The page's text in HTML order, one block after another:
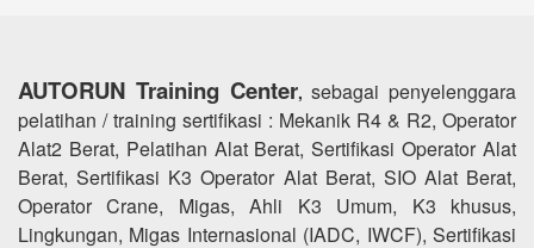
AUTORUN Training Center, sebagai penyelenggara
pelatihan / training sertifikasi : Mekanik R4 & R2, Operator
Alat2 Berat, Pelatihan Alat Berat, Sertifikasi Operator Alat
Berat, Sertifikasi K3 Operator Alat Berat, SIO Alat Berat,
Operator Crane, Migas, Ahli K3 Umum, K3 khusus,
Lingkungan, Migas Internasional (IADC, IWCF), Sertifikasi